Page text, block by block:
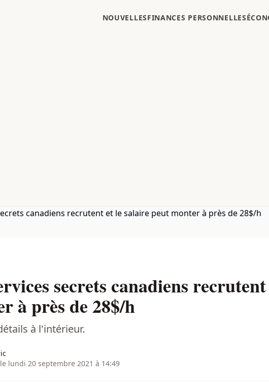
NOUVELLESFINANCES PERSONNELLES
secrets canadiens
à près de 28$/h
à l'intérieur.
lundi 20 septembre 2021 à 14:49